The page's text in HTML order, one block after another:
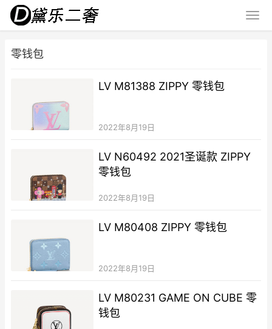
零钱包
LV M81388 ZIPPY 零钱包
2022年8月19日
LV N60492 2021圣诞款 ZIPPY
零钱包
2022年8月19日
LV M80408 ZIPPY 零钱包
2022年8月19日
LV M80231 GAME ON CUBE 零
钱包